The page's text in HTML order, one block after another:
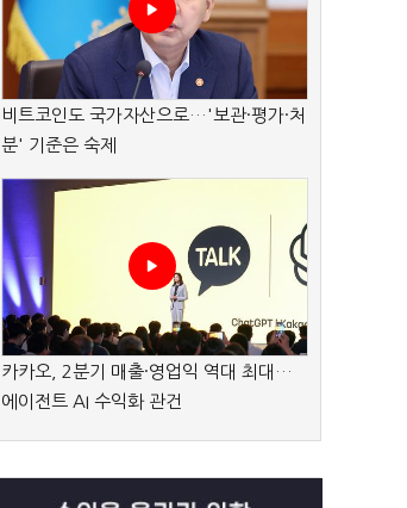
비트코인도 국가자산으로…'보관·평가·처
분' 기준은 숙제
카카오, 2분기 매출·영업익 역대 최대…
에이전트 AI 수익화 관건